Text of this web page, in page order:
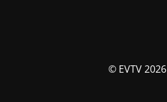
© EVTV 2026